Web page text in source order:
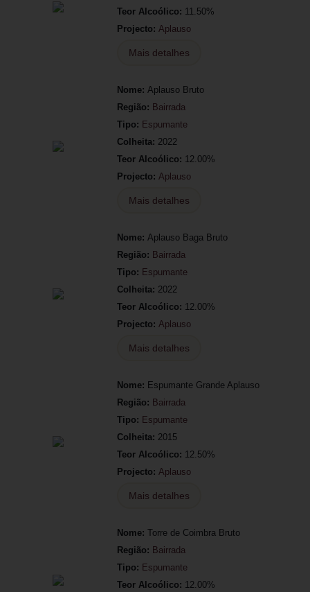
Teor Alcoólico: 11.50%
Projecto: Aplauso
Mais detalhes
Nome: Aplauso Bruto
Região: Bairrada
Tipo: Espumante
Colheita: 2022
Teor Alcoólico: 12.00%
Projecto: Aplauso
Mais detalhes
Nome: Aplauso Baga Bruto
Região: Bairrada
Tipo: Espumante
Colheita: 2022
Teor Alcoólico: 12.00%
Projecto: Aplauso
Mais detalhes
Nome: Espumante Grande Aplauso
Região: Bairrada
Tipo: Espumante
Colheita: 2015
Teor Alcoólico: 12.50%
Projecto: Aplauso
Mais detalhes
Nome: Torre de Coimbra Bruto
Região: Bairrada
Tipo: Espumante
Teor Alcoólico: 12.00%